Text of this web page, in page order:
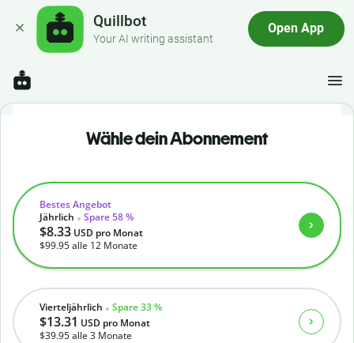
Quillbot
Your AI writing assistant
Open App
Wähle dein Abonnement
Vierteljährlich Spare 33 %
$13.31 USD pro Monat
$39.95alle 3 Monate
Bestes Angebot
Jährlich
Spare 58 %
$8.33 USD pro Monat
$99.95alle 12 Monate